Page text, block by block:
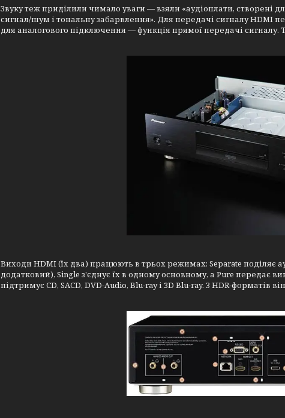
Звуку теж приділили чимало уваги — взяли «аудіоплати, створені
сигнал/шум і тональну забарвлення». Для передачі сигналу HDMI
для аналогового підключення — функція прямої передачі сигналу.
Виходи HDMI (їх два) працюють в трьох режимах: Separate поділяє
додатковий), Single з'єднує їх в одному основному, а Pure передає
підтримує CD, SACD, DVD-Audio, Blu-ray і 3D Blu-ray. З HDR-форматів